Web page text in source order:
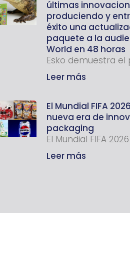
últimas
produciendo y
éxito una
paquete a la
World en 48 horas
Esko demuestra el
Leer más
El Mundial FIFA
nueva era de
packaging
El Mundial FIFA
Leer más